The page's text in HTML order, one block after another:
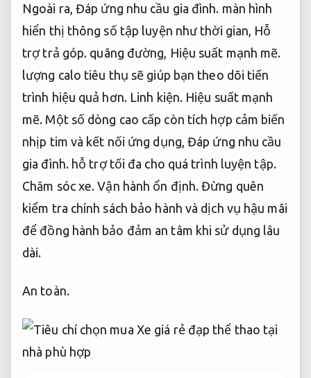
Ngoài ra, Đáp ứng nhu cầu gia đình. màn hình
hiển thị thông số tập luyện như thời gian, Hỗ
trợ trả góp. quãng đường, Hiệu suất mạnh mẽ.
lượng calo tiêu thụ sẽ giúp bạn theo dõi tiến
trình hiệu quả hơn. Linh kiện. Hiệu suất mạnh
mẽ. Một số dòng cao cấp còn tích hợp cảm biến
nhịp tim và kết nối ứng dụng, Đáp ứng nhu cầu
gia đình. hỗ trợ tối đa cho quá trình luyện tập.
Chăm sóc xe. Vận hành ổn định. Đừng quên
kiểm tra chính sách bảo hành và dịch vụ hậu mãi
để đồng hành bảo đảm an tâm khi sử dụng lâu
dài.
An toàn.